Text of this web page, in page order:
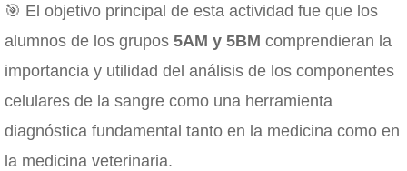
🎯 El objetivo principal de esta actividad fue que los
alumnos de los grupos 5AM y 5BM comprendieran la
importancia y utilidad del análisis de los componentes
celulares de la sangre como una herramienta
diagnóstica fundamental tanto en la medicina como en
la medicina veterinaria.